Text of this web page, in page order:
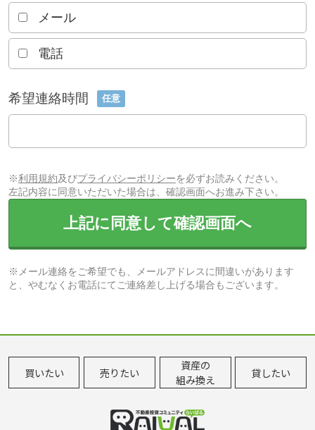
メール
電話
希望連絡時間 任意
※利用規約及びプライバシーポリシーを必ずお読みください。
左記内容に同意いただいた場合は、確認画面へお進み下さい。
上記に同意して確認画面へ
※メール連絡をご希望でも、メールアドレスに間違いがあります
と、やむなくお電話にてご連絡差し上げる場合もございます。
買いたい 売りたい
資産の
組み換え
貸したい